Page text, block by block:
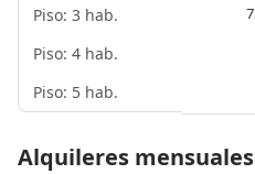
Piso: 3 hab.
Piso: 4 hab.
Piso: 5 hab.
Alquileres